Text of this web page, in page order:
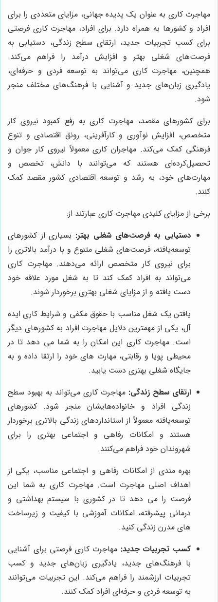
مهاجرت کاری به عنوان یک پدیده جهانی، مزایای متعددی را برای
افراد و کشورها به همراه دارد. برای افراد، مهاجرت کاری فرصتی
برای کسب تجربیات جدید، ارتقای سطح زندگی، دستیابی به
فرصت‌های شغلی بهتر و افزایش درآمد را فراهم می‌کند.
همچنین، مهاجرت کاری می‌تواند به توسعه فردی و حرفه‌ای،
یادگیری زبان‌های جدید و آشنایی با فرهنگ‌های مختلف منجر
شود.
برای کشورهای مقصد، مهاجرت کاری به رفع کمبود نیروی کار
متخصص، افزایش نوآوری و کارآفرینی، رونق اقتصادی و تنوع
فرهنگی کمک می‌کند. مهاجران کاری معمولاً نیروی کار جوان و
تحصیل‌کرده‌ای هستند که می‌توانند با دانش، تخصص و
مهارت‌های خود، به رشد و توسعه اقتصادی کشور مقصد کمک
کنند.
برخی از مزایای کلیدی مهاجرت کاری عبارتند از:
دستیابی به فرصت‌های شغلی بهتر: بسیاری از کشورهای
توسعه‌یافته، فرصت‌های شغلی متنوع و با درآمد بالاتری را
برای نیروی کار متخصص ارائه می‌دهند. مهاجرت کاری
می‌تواند به افراد کمک کند تا به شغل مورد علاقه خود
دست یافته و از مزایای شغلی بهتری برخوردار شوند.
یافتن یک شغل مناسب با حقوق مکفی و شرایط کاری ایده
آل، یکی از مهمترین دلایل مهاجرت افراد به کشورهای دیگر
است. مهاجرت کاری این امکان را به شما می دهد تا در
محیطی پویا و رقابتی، مهارت های خود را ارتقا داده و به
جایگاه شغلی بهتری دست یابید.
ارتقای سطح زندگی: مهاجرت کاری می‌تواند به بهبود سطح
زندگی افراد و خانواده‌هایشان منجر شود. کشورهای
توسعه‌یافته معمولاً از استانداردهای زندگی بالاتری برخوردار
هستند و امکانات رفاهی و اجتماعی بهتری را برای
شهروندان خود فراهم می‌کنند.
بهره مندی از امکانات رفاهی و اجتماعی مناسب، یکی از
اهداف اصلی مهاجرت است. مهاجرت کاری به شما این
فرصت را می دهد تا در کشوری با سیستم بهداشتی و
درمانی پیشرفته، امکانات آموزشی با کیفیت و زیرساخت
های مدرن زندگی کنید.
کسب تجربیات جدید: مهاجرت کاری فرصتی برای آشنایی
با فرهنگ‌های جدید، یادگیری زبان‌های جدید و کسب
تجربیات ارزشمند را فراهم می‌کند. این تجربیات می‌توانند
به توسعه فردی و حرفه‌ای افراد کمک کنند.